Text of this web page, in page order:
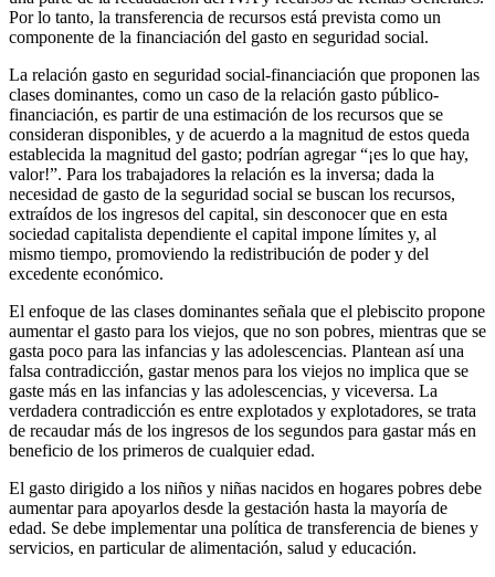
Por lo tanto, la transferencia de recursos está prevista como un
componente de la financiación del gasto en seguridad social.
La relación gasto en seguridad social-financiación que proponen las
clases dominantes, como un caso de la relación gasto público-
financiación, es partir de una estimación de los recursos que se
consideran disponibles, y de acuerdo a la magnitud de estos queda
establecida la magnitud del gasto; podrían agregar “¡es lo que hay,
valor!”. Para los trabajadores la relación es la inversa; dada la
necesidad de gasto de la seguridad social se buscan los recursos,
extraídos de los ingresos del capital, sin desconocer que en esta
sociedad capitalista dependiente el capital impone límites y, al
mismo tiempo, promoviendo la redistribución de poder y del
excedente económico.
El enfoque de las clases dominantes señala que el plebiscito propone
aumentar el gasto para los viejos, que no son pobres, mientras que se
gasta poco para las infancias y las adolescencias. Plantean así una
falsa contradicción, gastar menos para los viejos no implica que se
gaste más en las infancias y las adolescencias, y viceversa. La
verdadera contradicción es entre explotados y explotadores, se trata
de recaudar más de los ingresos de los segundos para gastar más en
beneficio de los primeros de cualquier edad.
El gasto dirigido a los niños y niñas nacidos en hogares pobres debe
aumentar para apoyarlos desde la gestación hasta la mayoría de
edad. Se debe implementar una política de transferencia de bienes y
servicios, en particular de alimentación, salud y educación.